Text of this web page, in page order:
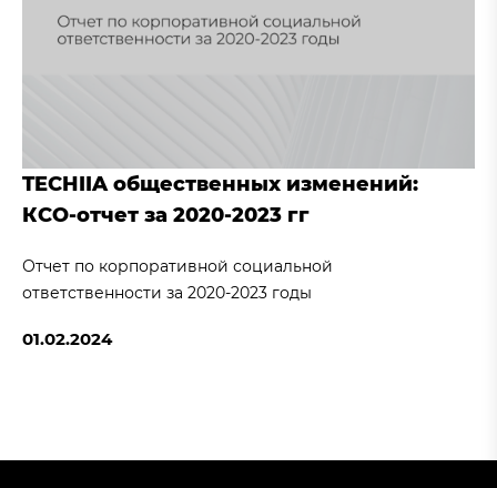
TECHIIA общественных изменений:
КСО-отчет за 2020-2023 гг
Отчет по корпоративной социальной
ответственности за 2020-2023 годы
01.02.2024